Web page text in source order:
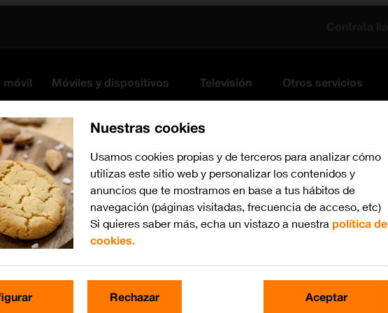
móvil Móviles y dispositivos Televisión Otros servicios
Nuestras cookies
Usamos cookies propias y de terceros para analizar cómo
utilizas este sitio web y personalizar los contenidos y
anuncios que te mostramos en base a tus hábitos de
navegación (páginas visitadas, frecuencia de acceso, etc)
Si quieres saber más, echa un vistazo a nuestra política de
cookies.
Rechazar Aceptar